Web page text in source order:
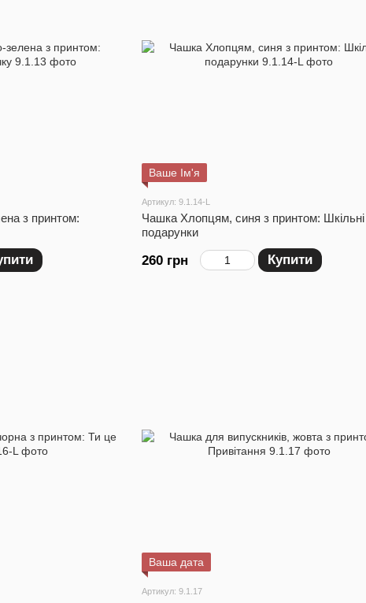
з принтом:
Ваше Ім'я
Артикул: 9.1.14-L
Чашка Хлопцям, синя з принтом: Шкільні
подарунки
260 грн Купити
Ваша дата
Артикул: 9.1.17